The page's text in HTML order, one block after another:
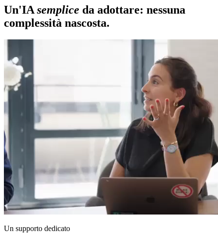
Un'IA semplice da adottare: nessuna
complessità nascosta.
Un supporto dedicato